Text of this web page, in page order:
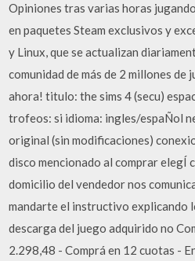
Opiniones tras varias horas
en paquetes Steam exclusivos y
y Linux, que se actualizan
comunidad de más de 2 millones
ahora! titulo: the sims 4 (secu)
trofeos: si idioma: ingles/espaÑol
original (sin modificaciones)
disco mencionado al comprar elegÍ
domicilio del vendedor nos
mandarte el instructivo explicando
descarga del juego adquirido no
2.298,48 - Comprá en 12 cuotas -